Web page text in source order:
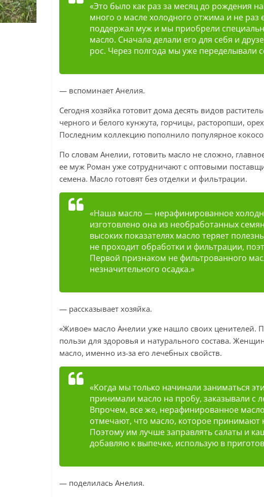
«Это было как раз за месяц до рождения
много о масле холодного отжима и не
поддержал муж и мы приобрели
масло. Сначала делали его для себя и
рос. Через полгода мы уже переделывали
— вспоминает Анелия.
Сегодня хозяйка готовит дома десять видов
черного и белого кунжута, горчицы, расторопши,
Последним коллекцию пополнило популярное
По словам Анелии, готовить масло не сложно,
ее муж Роман уже сотрудничают с оптовыми
семена. Масло готовят без отделки и фильтрации.
«Наша масло — нерафинированное
изготовлено ​​она из необработанных
высоких показателях масло теряет
не проходит обработки и фильтрации,
Первой признаком не фильтрованного
незначительного осадка.»
— рассказывает хозяйка.
«Живое» масло Анелии уже нашло своих ценителей.
пользи для здоровья и натурального состава.
масло, именно из-за его лечебных свойств.
«Когда мы только начинали заниматься
принимали масло на пробу, заказывали с
Впрочем, все же, нерафинированное
отмечают, что масло, которое принимают
Поэтому им лучше заправлять салаты и
добавляю к выпечке, использую в
— поделилась Анелия.